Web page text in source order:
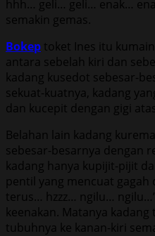
hhh… geli… geli… enak…
semakin gemas.
Bokep toket Ines itu
antara sebelah kiri dan
kadang kusedot sebesar-
sekuat-kuatnya, kadang
dan kucepit dengan gigi
Belahan lain kadang
sebesar-besarnya dengan
kadang hanya kupijit-pijit
pentil yang mencuat
terus… hzzz… ngilu…
keenakan. Matanya
tubuhnya ke kanan-kiri